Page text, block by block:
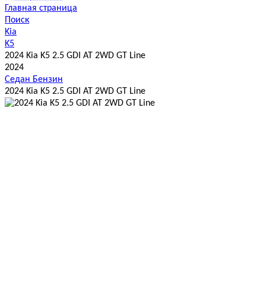
Главная страница
Поиск
Kia
K5
2024 Kia K5 2.5 GDI AT 2WD GT Line
2024
Седан Бензин
2024 Kia K5 2.5 GDI AT 2WD GT Line